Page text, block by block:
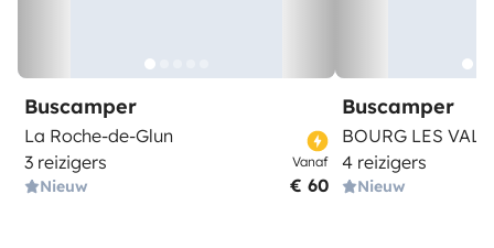
Buscamper
La Roche-de-Glun
3 reizigers
Nieuw
Vanaf
€ 60
Buscamper
BOURG LES
4 reizigers
Nieuw